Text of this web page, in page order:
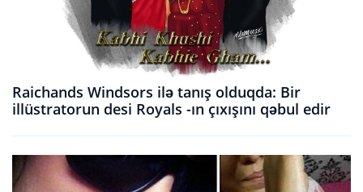
Raichands Windsors ilə tanış olduqda: Bir
illüstratorun desi Royals -ın çıxışını qəbul edir